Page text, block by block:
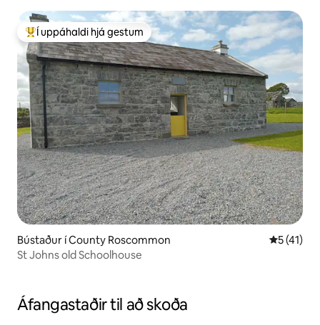
Í mestu uppáhaldi hjá gestum
Í uppáhaldi hjá gestum
Bústaður í County Roscommon 5 af 5 í
5 (41)
St Johns old Schoolhouse
Áfangastaðir til að skoða